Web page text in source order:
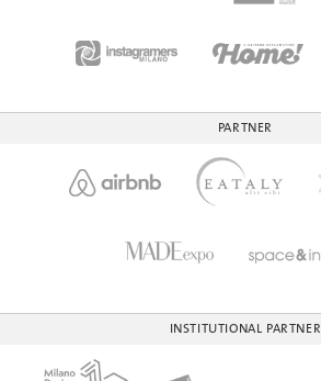
PARTNER
INSTITUTIONAL PARTNER